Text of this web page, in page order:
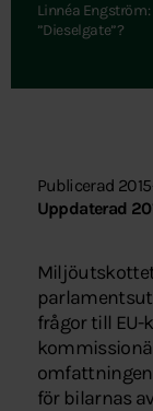
Linnéa
”Dieselgate”?
Publicerad
Uppdaterad
frågor till
omfattningen
för bilarnas